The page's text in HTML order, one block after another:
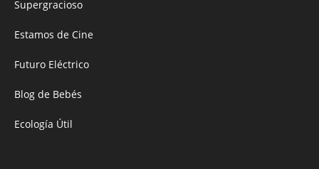
Supergracioso
Estamos de Cine
Futuro Eléctrico
Blog de Bebés
Ecología Útil